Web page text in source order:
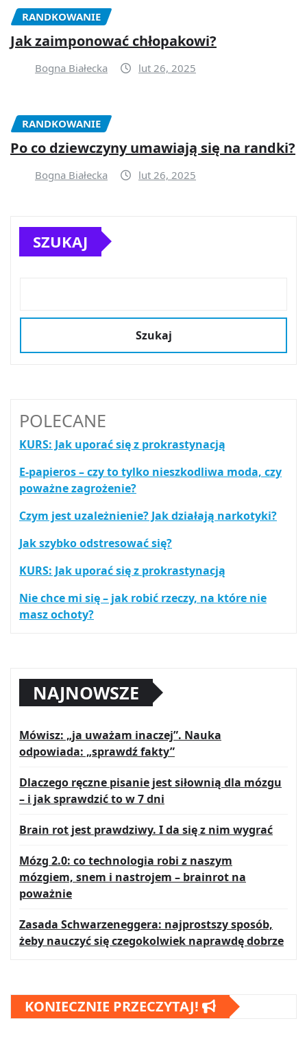
RANDKOWANIE
Jak zaimponować chłopakowi?
Bogna Białecka lut 26, 2025
RANDKOWANIE
Po co dziewczyny umawiają się na randki?
Bogna Białecka lut 26, 2025
SZUKAJ
Szukaj
POLECANE
KURS: Jak uporać się z prokrastynacją
E-papieros – czy to tylko nieszkodliwa moda, czy
poważne zagrożenie?
Czym jest uzależnienie? Jak działają narkotyki?
Jak szybko odstresować się?
KURS: Jak uporać się z prokrastynacją
Nie chce mi się – jak robić rzeczy, na które nie
masz ochoty?
NAJNOWSZE
Mówisz: „ja uważam inaczej”. Nauka
odpowiada: „sprawdź fakty”
Dlaczego ręczne pisanie jest siłownią dla mózgu
– i jak sprawdzić to w 7 dni
Brain rot jest prawdziwy. I da się z nim wygrać
Mózg 2.0: co technologia robi z naszym
mózgiem, snem i nastrojem – brainrot na
poważnie
Zasada Schwarzeneggera: najprostszy sposób,
żeby nauczyć się czegokolwiek naprawdę dobrze
KONIECZNIE PRZECZYTAJ!